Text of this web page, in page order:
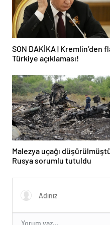
SON DAKİKA | Kremlin’den
Türkiye açıklaması!
Malezya uçağı
Rusya sorumlu tutuldu